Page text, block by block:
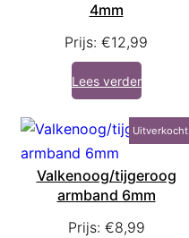
4mm
Prijs: €12,99
Lees verder
Uitverkocht
Valkenoog/tijgeroog
armband 6mm
Prijs: €8,99